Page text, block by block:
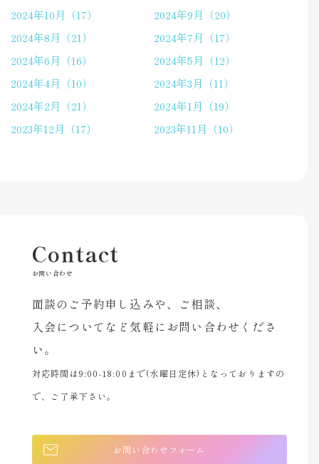
2024年10月（17）
2024年9月（20）
2024年8月（21）
2024年7月（17）
2024年6月（16）
2024年5月（12）
2024年4月（10）
2024年3月（11）
2024年2月（21）
2024年1月（19）
2023年12月（17）
2023年11月（10）
Contact
お問い合わせ
面談のご予約申し込みや、ご相談、
入会についてなど気軽にお問い合わせくださ
い。
対応時間は9:00-18:00まで(水曜日定休)となっておりますの
で、ご了承下さい。
お問い合わせフォーム